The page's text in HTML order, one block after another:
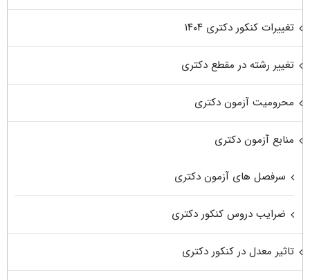
تغییرات کنکور دکتری ۱۴۰۴
تغییر رشته در مقطع دکتری
محرومیت آزمون دکتری
منابع آزمون دکتری
سرفصل های آزمون دکتری
ضرایب دروس کنکور دکتری
تاثیر معدل در کنکور دکتری